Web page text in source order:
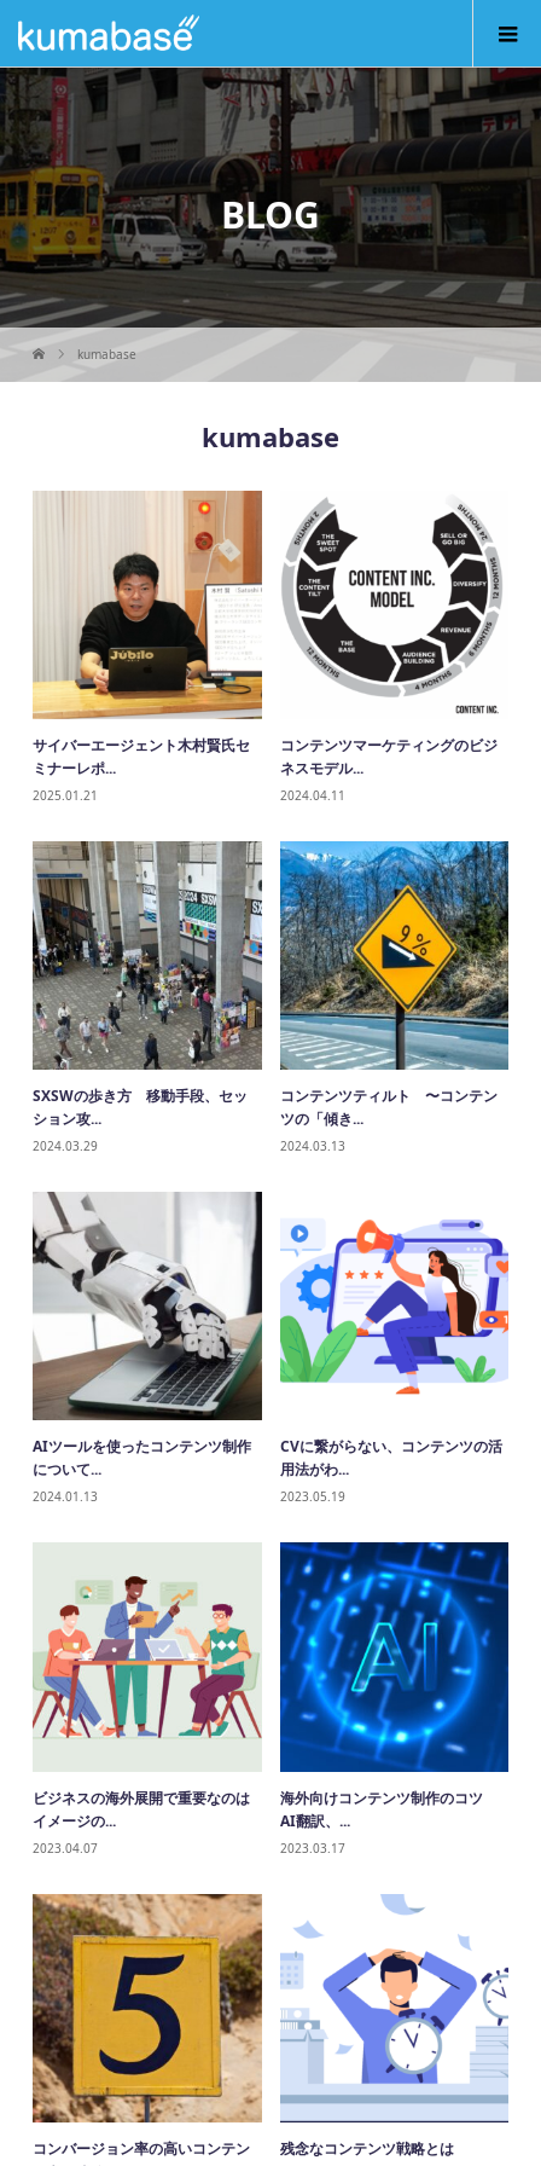
BLOG
kumabase
kumabase
サイバーエージェント木村賢氏セ
ミナーレポ...
2025.01.21
コンテンツマーケティングのビジ
ネスモデル...
2024.04.11
SXSWの歩き方 移動手段、セッ
ション攻...
2024.03.29
コンテンツティルト 〜コンテン
ツの「傾き...
2024.03.13
AIツールを使ったコンテンツ制作
について...
2024.01.13
CVに繋がらない、コンテンツの活
用法がわ...
2023.05.19
ビジネスの海外展開で重要なのは
イメージの...
2023.04.07
海外向けコンテンツ制作のコツ
AI翻訳、...
2023.03.17
コンバージョン率の高いコンテン
残念なコンテンツ戦略とは